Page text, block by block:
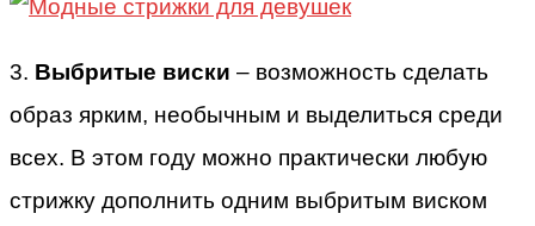
3. Выбритые виски – возможность сделать
образ ярким, необычным и выделиться среди
всех. В этом году можно практически любую
стрижку дополнить одним выбритым виском